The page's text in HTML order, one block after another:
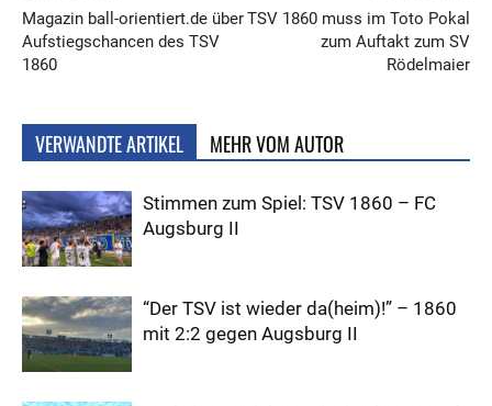
Magazin ball-orientiert.de über
Aufstiegschancen des TSV
1860
TSV 1860 muss im Toto Pokal
zum Auftakt zum SV
Rödelmaier
VERWANDTE ARTIKEL MEHR VOM AUTOR
Stimmen zum Spiel: TSV 1860 – FC
Augsburg II
“Der TSV ist wieder da(heim)!” – 1860
mit 2:2 gegen Augsburg II